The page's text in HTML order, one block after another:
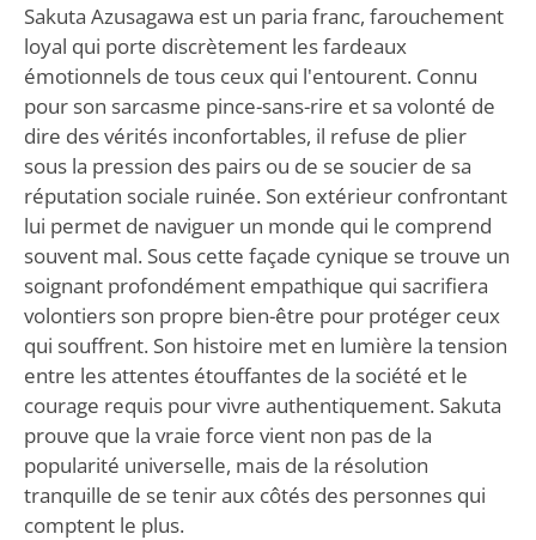
Sakuta Azusagawa est un paria franc, farouchement
loyal qui porte discrètement les fardeaux
émotionnels de tous ceux qui l'entourent. Connu
pour son sarcasme pince-sans-rire et sa volonté de
dire des vérités inconfortables, il refuse de plier
sous la pression des pairs ou de se soucier de sa
réputation sociale ruinée. Son extérieur confrontant
lui permet de naviguer un monde qui le comprend
souvent mal. Sous cette façade cynique se trouve un
soignant profondément empathique qui sacrifiera
volontiers son propre bien-être pour protéger ceux
qui souffrent. Son histoire met en lumière la tension
entre les attentes étouffantes de la société et le
courage requis pour vivre authentiquement. Sakuta
prouve que la vraie force vient non pas de la
popularité universelle, mais de la résolution
tranquille de se tenir aux côtés des personnes qui
comptent le plus.